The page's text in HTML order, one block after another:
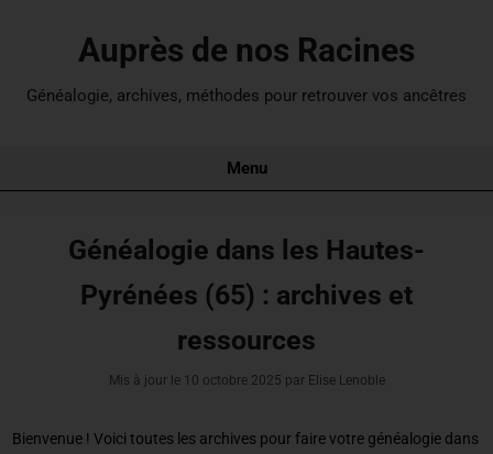
Auprès de nos Racines
Généalogie, archives, méthodes pour retrouver vos ancêtres
Menu
Généalogie dans les Hautes-
Pyrénées (65) : archives et
ressources
Mis à jour le 10 octobre 2025 par Elise Lenoble
Bienvenue ! Voici toutes les archives pourfaire votre généalogie dans